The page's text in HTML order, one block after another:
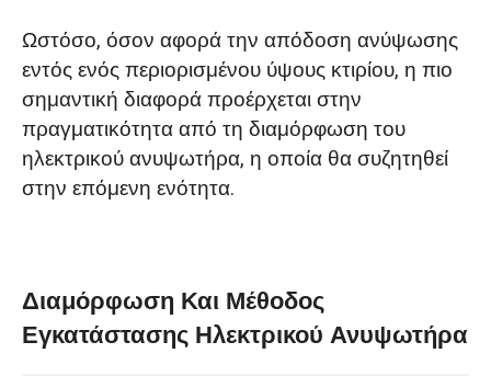
Ωστόσο, όσον αφορά την απόδοση ανύψωσης
εντός ενός περιορισμένου ύψους κτιρίου, η πιο
σημαντική διαφορά προέρχεται στην
πραγματικότητα από τη διαμόρφωση του
ηλεκτρικού ανυψωτήρα, η οποία θα συζητηθεί
στην επόμενη ενότητα.
Διαμόρφωση Και Μέθοδος
Εγκατάστασης Ηλεκτρικού Ανυψωτήρα